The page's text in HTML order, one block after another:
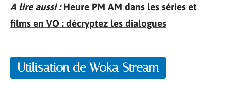
A lire aussi : Heure PM AM dans les séries et
films en VO : décryptez les dialogues
Utilisation de Woka Stream